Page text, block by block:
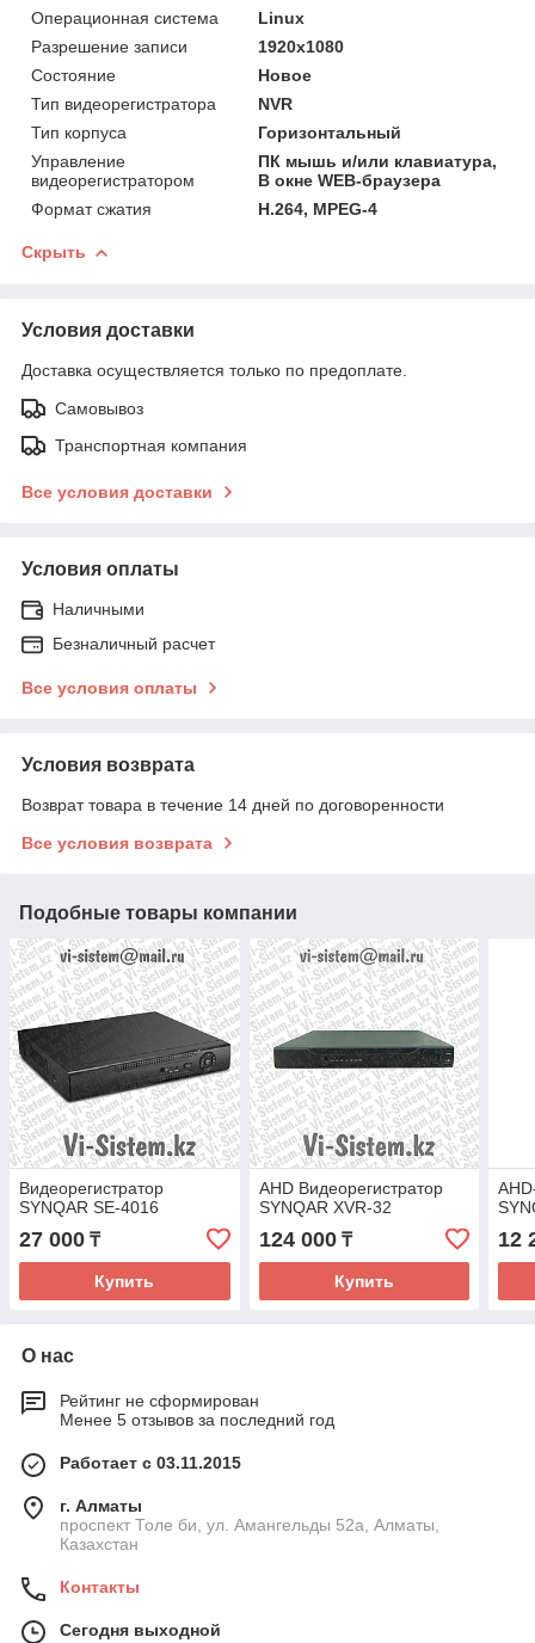
Операционная система
Linux
Разрешение записи
1920х1080
Состояние
Новое
Тип видеорегистратора
NVR
Тип корпуса
Горизонтальный
Управление
видеорегистратором
ПК мышь и/или клавиатура,
В окне WEB-браузера
Формат сжатия
H.264, MPEG-4
Скрыть
Условия доставки
Доставка осуществляется только по предоплате.
Самовывоз
Транспортная компания
Все условия доставки
Условия оплаты
Наличными
Безналичный расчет
Все условия оплаты
Условия возврата
Возврат товара в течение 14 дней по договоренности
Все условия возврата
Подобные товары компании
Видеорегистратор
SYNQAR SE-4016
27 000 ₸
Купить
AHD Видеорегистратор
SYNQAR XVR-32
124 000₸
Купить
12
О нас
Рейтинг не сформирован
Менее 5 отзывов за последний год
Работает с 03.11.2015
г. Алматы
проспект Толе би, ул. Амангельды 52а, Алматы,
Казахстан
Контакты
Сегодня выходной